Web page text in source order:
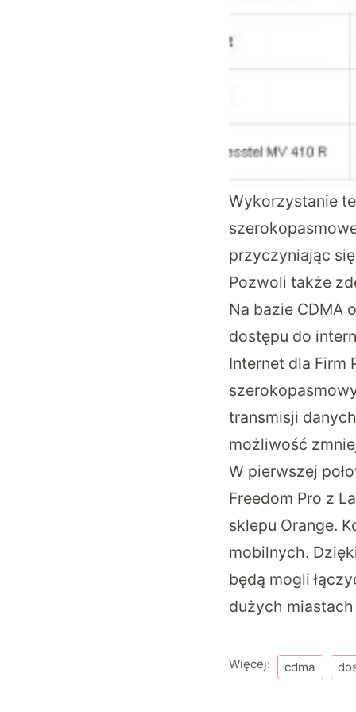
Wykorzystanie
przyczyniając
Pozwoli także
Na bazie CDMA
dostępu do
Internet dla Firm
transmisji
możliwość
W pierwszej
Freedom Pro z
sklepu Orange.
mobilnych.
będą mogli
dużych
Więcej: cdma